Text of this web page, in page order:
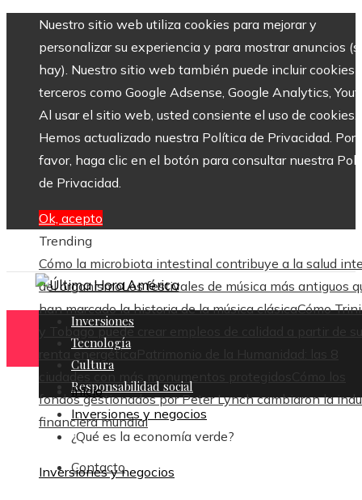
Nuestro sitio web utiliza cookies para mejorar y
personalizar su experiencia y para mostrar anuncios
hay). Nuestro sitio web también puede incluir cookies
terceros como Google Adsense, Google Analytics,
Al usar el sitio web, usted consiente el uso de cookies.
Hemos actualizado nuestra Política de Privacidad. Por
favor, haga clic en el botón para consultar nuestra
de Privacidad.
Ok, acepto
Trending
Cómo la microbiota intestinal contribuye a la salud
del organismoLos festivales de música más antiguos
han marcado la historia de la música clásicaCómo
y Tobago puede crear empleos de calidad a partir de su
renta energética Patrimonio de la Humanidad: las 8
ciudades con más monumentos protegidos
Cómo los
fondos gestionados por Peter Lynch cambiaron la
financiera mundial
Contacto
Inversiones
Tecnología
Cultura
Responsabilidad social
Inicio
Inversiones y negocios
¿Qué es la economía verde?
Inversiones y negocios